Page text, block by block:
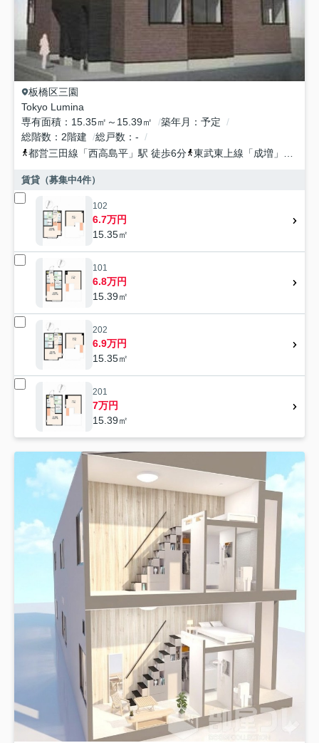
板橋区三園
Tokyo Lumina
専有面積
15.35㎡～15.39㎡ 築年月
予定
総階数
2階建 総戸数
-
都営三田線 「西高島平 」駅 徒歩6分 東武東上線 「成増 」駅 徒歩24分
賃貸（募集中4件）
102
6.7万円
15.35㎡
101
6.8万円
15.39㎡
202
6.9万円
15.35㎡
201
7万円
15.39㎡